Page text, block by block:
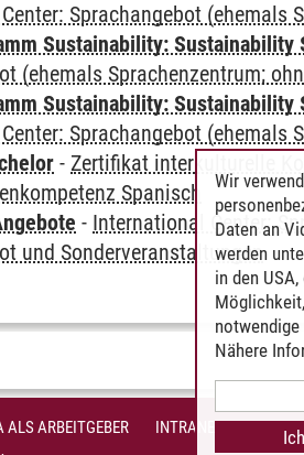
Sprachangebot (ehemals
Sustainability: Sustainability
(ehemals Sprachenzentrum;
Sustainability:
Sprachangebot (ehemals
- Zertifikat interkulturelle
Spanisch
- International Center:
und Sonderveranstaltungen
ALS ARBEITGEBER INTRANET
Wir
Daten an
werden
in den
Nähere